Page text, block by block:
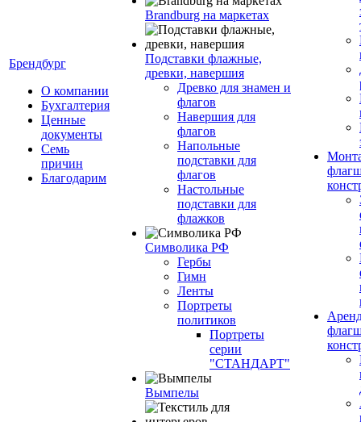
Брендбург
О компании
Бухгалтерия
Ценные
документы
Семь
причин
Благодарим
Brandburg на маркетах
Подставки флажные,
древки, навершия
Древко для знамен и
флагов
Навершия для
флагов
Напольные
подставки для
флагов
Настольные
подставки для
флажков
Символика РФ
Гербы
Гимн
Ленты
Портреты
политиков
Портреты
серии
"СТАНДАРТ"
Вымпелы